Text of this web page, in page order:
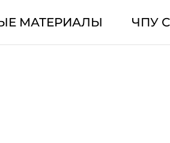
МАТЕРИАЛЫ ЧПУ